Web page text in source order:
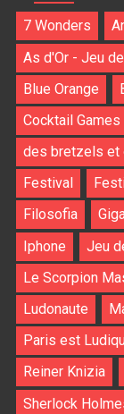
7 Wonders
As d'Or - Jeu
Blue Orange
Cocktail Games
des bretzels et
Festival
Filosofia
Iphone
Jeu
Le Scorpion
Ludonaute
Paris est
Reiner Knizia
Sherlock